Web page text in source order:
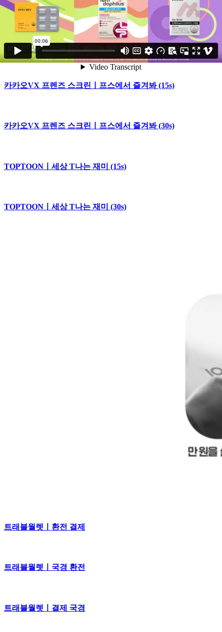
카카오VX 프렌즈 스크린ㅣ프스에서 즐겨봐 비트박스 (30s)
카카오VX 프렌즈 스크린ㅣ프스에서 즐겨봐 비트박스 (15s)
카카오VX 프렌즈 스크린ㅣ프스에서 즐겨봐 (15s)
카카오VX 프렌즈 스크린ㅣ프스에서 즐겨봐 (30s)
TOPTOONㅣ세상 T나는 재미 (15s)
TOPTOONㅣ세상 T나는 재미 (30s)
트래블월렛ㅣ환전 결제
트래블월렛ㅣ국경 환전
트래블월렛ㅣ결제 국경